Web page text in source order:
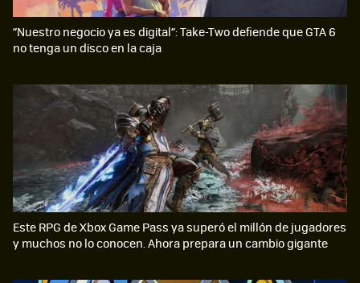
“Nuestro negocio ya es digital”: Take-Two defiende que GTA 6
no tenga un disco en la caja
Este RPG de Xbox Game Pass ya superó el millón de jugadores
y muchos no lo conocen. Ahora prepara un cambio gigante